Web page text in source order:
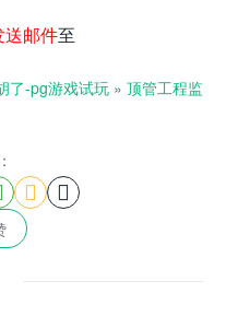
送邮件至
了-pg游戏试玩 » 顶管工程监
 